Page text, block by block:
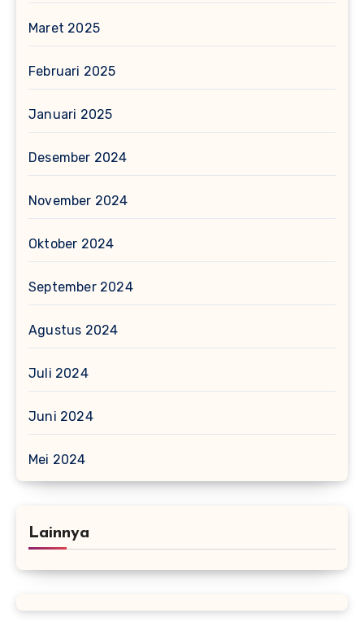
Maret 2025
Februari 2025
Januari 2025
Desember 2024
November 2024
Oktober 2024
September 2024
Agustus 2024
Juli 2024
Juni 2024
Mei 2024
Lainnya